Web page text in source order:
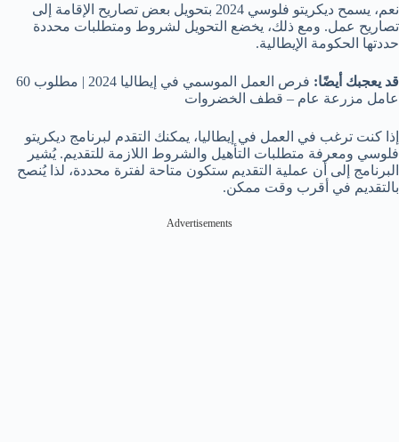
نعم، يسمح ديكريتو فلوسي 2024 بتحويل بعض تصاريح الإقامة إلى
تصاريح عمل. ومع ذلك، يخضع التحويل لشروط ومتطلبات محددة
حددتها الحكومة الإيطالية.
قد يعجبك أيضًا:
فرص العمل الموسمي في إيطاليا 2024 | مطلوب 60
عامل مزرعة عام – قطف الخضروات
إذا كنت ترغب في العمل في إيطاليا، يمكنك التقدم لبرنامج ديكريتو
فلوسي ومعرفة متطلبات التأهيل والشروط اللازمة للتقديم. يُشير
البرنامج إلى أن عملية التقديم ستكون متاحة لفترة محددة، لذا يُنصح
بالتقديم في أقرب وقت ممكن.
Advertisements